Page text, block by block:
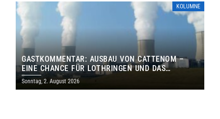
KOLUMNE
GASTKOMMENTAR: AUSBAU VON CATTENOM –
EINE CHANCE FÜR LOTHRINGEN UND DAS
SAARLAND
Sonntag, 2. August 2026